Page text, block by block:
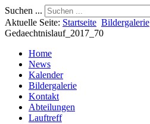
Suchen ...
Aktuelle Seite: Startseite Bildergalerie
Gedaechtnislauf_2017_70
Home
News
Kalender
Bildergalerie
Kontakt
Abteilungen
Lauftreff